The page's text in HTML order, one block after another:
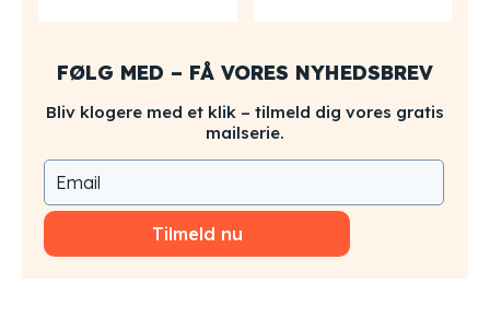
FØLG MED – FÅ VORES NYHEDSBREV
Bliv klogere med et klik – tilmeld dig vores gratis
mailserie.
Tilmeld nu